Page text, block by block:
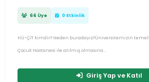
66 Üye 0 Etkinlik
HÜ-ÇİT kimdir? Neden buradayız?Üniversitemizin
Çocuk Hastanesi ile atılmış olmasına...
Giriş Yap ve Katıl